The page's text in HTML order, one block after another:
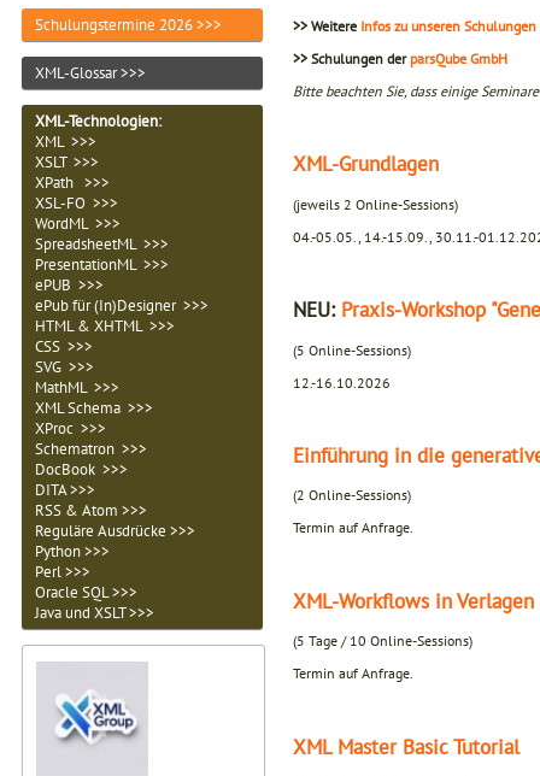
Schulungstermine 2026 >>>
XML-Glossar >>>
XML-Technologien:
XML >>>
XSLT >>>
XPath >>>
XSL-FO >>>
WordML >>>
SpreadsheetML >>>
PresentationML >>>
ePUB >>>
ePub für (In)Designer >>>
HTML & XHTML >>>
CSS >>>
SVG >>>
MathML >>>
XML Schema >>>
XProc >>>
Schematron >>>
DocBook >>>
DITA >>>
RSS & Atom >>>
Reguläre Ausdrücke >>>
Python >>>
Perl >>>
Oracle SQL >>>
Java und XSLT >>>
>> Weitere Infos zu unseren Schulungen
>> Schulungen der parsQube GmbH
Bitte beachten Sie, dass einige
XML-Grundlagen
(jeweils 2 Online-Sessions)
04.-05.05., 14.-15.09., 30.11.-
NEU: Praxis-Workshop
(5 Online-Sessions)
12.-16.10.2026
Einführung in die
(2 Online-Sessions)
Termin auf Anfrage.
XML-Workflows in Verlagen
(5 Tage / 10 Online-Sessions)
Termin auf Anfrage.
XML Master Basic Tutorial